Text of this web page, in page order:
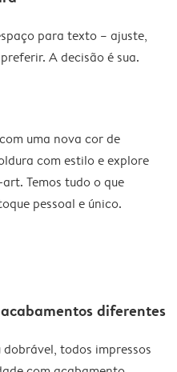
para texto – ajuste,
A decisão é sua.
uma nova cor de
com estilo e explore
Temos tudo o que
pessoal e único.
diferentes
todos impressos